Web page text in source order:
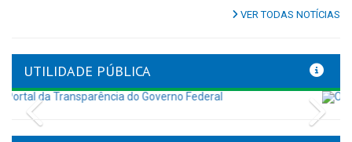
VER TODAS NOTÍCIAS
UTILIDADE PÚBLICA
Previous